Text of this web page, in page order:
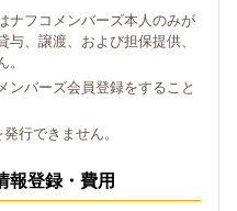
ナフコメンバーズ本人のみが
、譲渡、および担保提供、
ンバーズ会員登録をすること
行できません。
報登録・費用